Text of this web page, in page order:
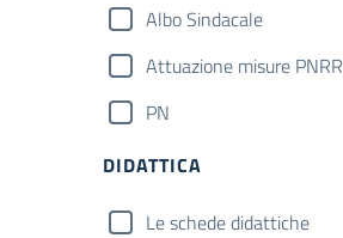
Albo Sindacale
Attuazione misure PNRR
PN
DIDATTICA
Le schede didattiche